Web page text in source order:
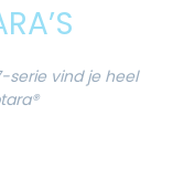
serie vind je heel